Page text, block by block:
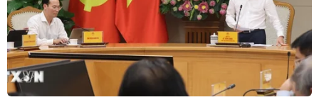
Một năm xung đột ở Ukraine - Bước điều
chỉnh chính sách
24/02/2023 07:17
Trong bối cảnh cuộc khủng hoảng tại Ukraine đã gây ra